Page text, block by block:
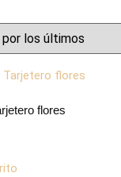
flores